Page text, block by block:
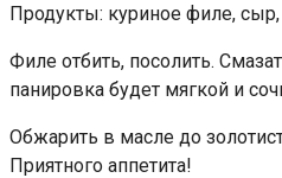
Продукты: куриное филе, сыр,
Филе отбить, посолить.
панировка будет мягкой и
Обжарить в масле до
Приятного аппетита!